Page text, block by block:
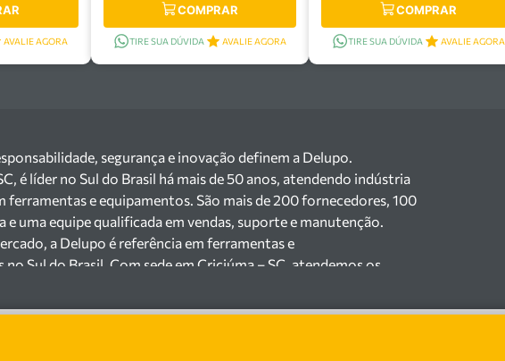
AVALIE AGORA
COMPRAR
TIRE SUA DÚVIDA AVALIE AGORA
COMPRAR
TIRE SUA DÚVIDA AVALIE AGORA
segurança e inovação definem a Delupo.
é líder no Sul do Brasil há mais de 50 anos, atendendo indústria
ferramentas e equipamentos. São mais de 200 fornecedores, 100
uma equipe qualificada em vendas, suporte e manutenção.
a Delupo é referência em ferramentas e
Sul do Brasil. Com sede em Criciúma – SC, atendemos os
200 fornecedores parceiros e um estoque com mais de